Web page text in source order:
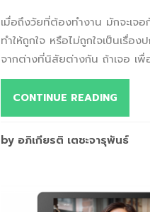
เมื่อถึงวัยที่ต้องทำงาน มักจะเจ
ทำให้ถูกใจ หรือไม่ถูกใจเป็นเรื่อ
จากต่างที่นิสัยต่างกัน ถ้าเจอ เพื่
CONTINUE READING
by อภิเกียรติ เตชะจารุพันธ์